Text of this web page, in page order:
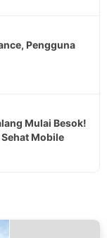
Pengguna
Mulai Besok!
Mobile